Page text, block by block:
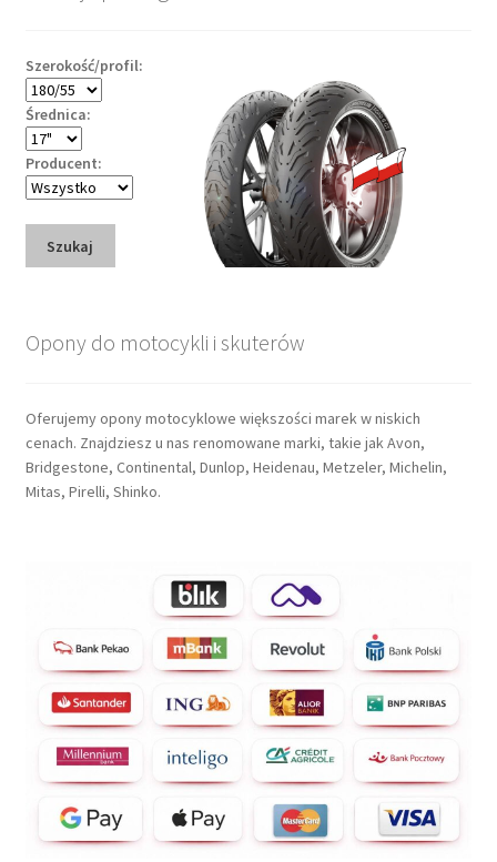
Szerokość/profil:
Średnica:
Producent:
Szukaj
Opony do motocykli i skuterów
Oferujemy opony motocyklowe większości marek w niskich
cenach. Znajdziesz u nas renomowane marki, takie jak Avon,
Bridgestone, Continental, Dunlop, Heidenau, Metzeler, Michelin,
Mitas, Pirelli, Shinko.